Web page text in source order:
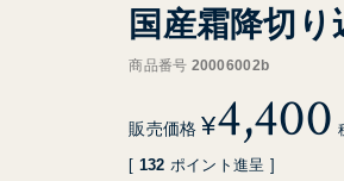
国産霜降切
商品番号 20006002b
販売価格 ¥4,400
[ 132 ポイント進呈 ]